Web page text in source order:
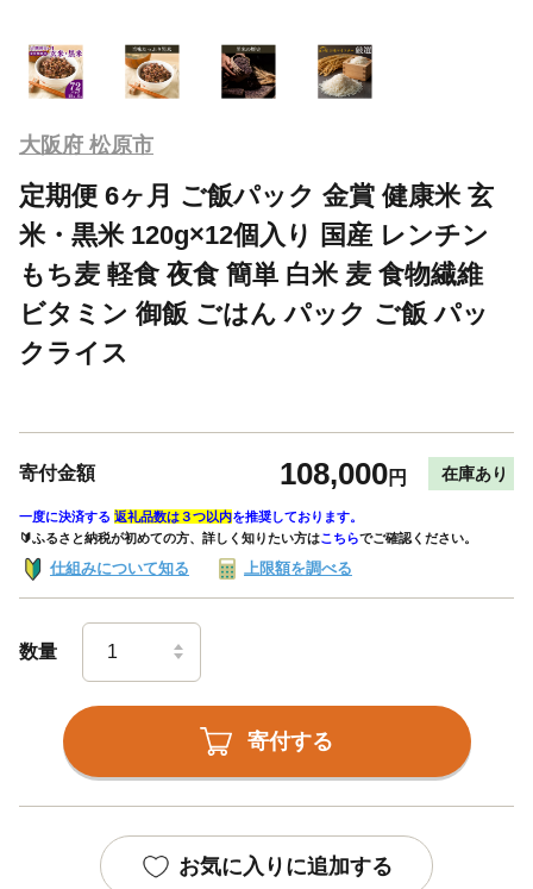
大阪府 松原市
定期便 6ヶ月 ご飯パック 金賞 健康米 玄
米・黒米 120g×12個入り 国産 レンチン
もち麦 軽食 夜食 簡単 白米 麦 食物繊維
ビタミン 御飯 ごはん パック ご飯 パッ
クライス
寄付金額 108,000円 在庫あり
一度に決済する 返礼品数は３つ以内を推奨しております。
🔰ふるさと納税が初めての方、詳しく知りたい方はこちらでご確認ください。
仕組みについて知る 上限額を調べる
数量
寄付する
お気に入りに追加する